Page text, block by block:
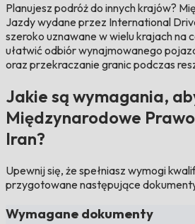
Planujesz podróż do innych krajów?
Jazdy wydane przez International
szeroko uznawane w wielu krajach na
ułatwić odbiór wynajmowanego
oraz przekraczanie granic podczas
Jakie są wymagania,
Międzynarodowe
Iran?
Upewnij się, że spełniasz wymogi
przygotowane następujące
Wymagane dokumenty